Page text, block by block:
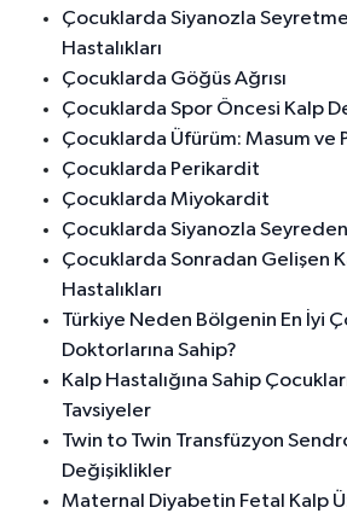
Çocuklarda Siyanozla
Hastalıkları
Çocuklarda Göğüs Ağrısı
Çocuklarda Spor Öncesi Kalp
Çocuklarda Üfürüm: Masum ve
Çocuklarda Perikardit
Çocuklarda Miyokardit
Çocuklarda Siyanozla Seyreden
Çocuklarda Sonradan Gelişen
Hastalıkları
Türkiye Neden Bölgenin En İyi
Doktorlarına Sahip?
Kalp Hastalığına Sahip
Tavsiyeler
Twin to Twin Transfüzyon
Değişiklikler
Maternal Diyabetin Fetal Kalp